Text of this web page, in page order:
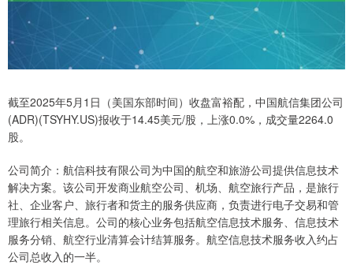
截至2025年5月1日（美国东部时间）收盘富裕配，中国航信集团公司
(ADR)(TSYHY.US)报收于14.45美元/股，上涨0.0%，成交量2264.0
股。
公司简介：航信科技有限公司为中国的航空和旅游公司提供信息技术
解决方案。该公司开发商业航空公司、机场、航空旅行产品，是旅行
社、企业客户、旅行者和货主的服务供应商，负责进行电子交易和管
理旅行相关信息。公司的核心业务包括航空信息技术服务、信息技术
服务分销、航空行业清算会计结算服务。航空信息技术服务收入约占
公司总收入的一半。